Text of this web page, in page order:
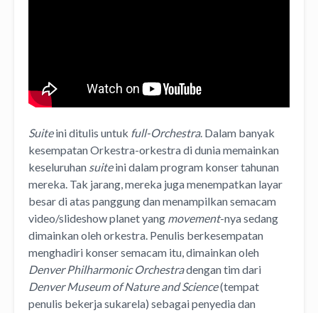
Suiteini ditulis untuk full-Orchestra. Dalam banyak
kesempatan Orkestra-orkestra di dunia memainkan
keseluruhan suiteini dalam program konser tahunan
mereka. Tak jarang, mereka juga menempatkan layar
besar di atas panggung dan menampilkan semacam
video/slideshow planet yang movement-nya sedang
dimainkan oleh orkestra. Penulis berkesempatan
menghadiri konser semacam itu, dimainkan oleh
Denver Philharmonic Orchestradengan tim dari
Denver Museum of Nature and Science(tempat
penulis bekerja sukarela) sebagai penyedia dan